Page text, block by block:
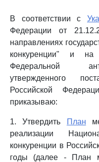
В соответствии с
Федерации от
направлениях
конкуренции" и
Федеральной
утвержденного
Российской
приказываю:
1. Утвердить План
реализации
конкуренции в
годы (далее - План